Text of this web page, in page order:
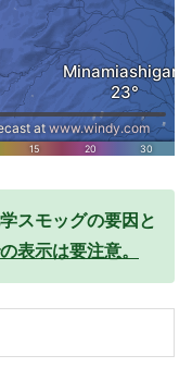
スモッグの要因と
表示は要注意。